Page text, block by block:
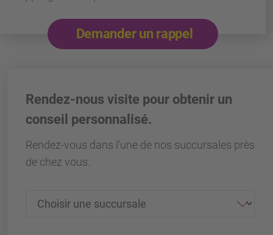
Demander un rappel
Rendez-nous visite pour obtenir un
conseil personnalisé.
Rendez-vous dans l’une de nos succursales près
de chez vous.